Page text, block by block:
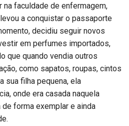
faculdade de enfermagem,
a conquistar o passaporte
decidiu seguir novos
em perfumes importados,
que quando vendia outros
como sapatos, roupas, cintos
sua filha pequena, ela
onde era casada naquela
de forma exemplar e ainda